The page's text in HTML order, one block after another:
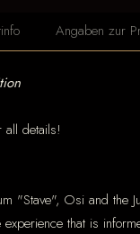
Angaben zur
all details!
"Stave", Osi and the
that is